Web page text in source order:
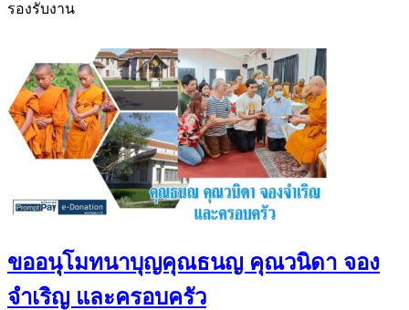
รองรับงาน
ขออนุโมทนาบุญคุณธนญ คุณวนิดา จอง
จำเริญ และครอบครัว